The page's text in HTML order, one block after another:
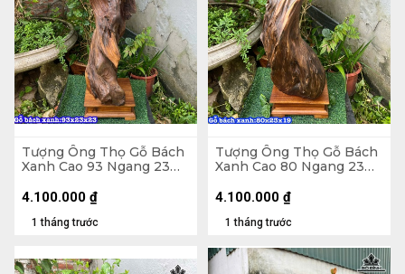
Tượng Ông Thọ Gỗ Bách
Xanh Cao 93 Ngang 23
1 tháng trước
4.100.000 ₫
Tượng Ông Thọ Gỗ Bách
Xanh Cao 80 Ngang 23
1 tháng trước
4.100.000 ₫